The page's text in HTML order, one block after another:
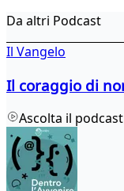
Da altri Podcast
Il Vangelo
Il coraggio di
Ascolta il podcast